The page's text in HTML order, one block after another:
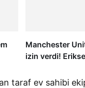
Manchester
izin verdi!
taraf ev sahibi